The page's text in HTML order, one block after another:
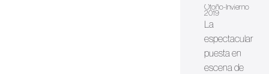
Otoño-Invierno
2019
La
espectacular
puesta en
escena de